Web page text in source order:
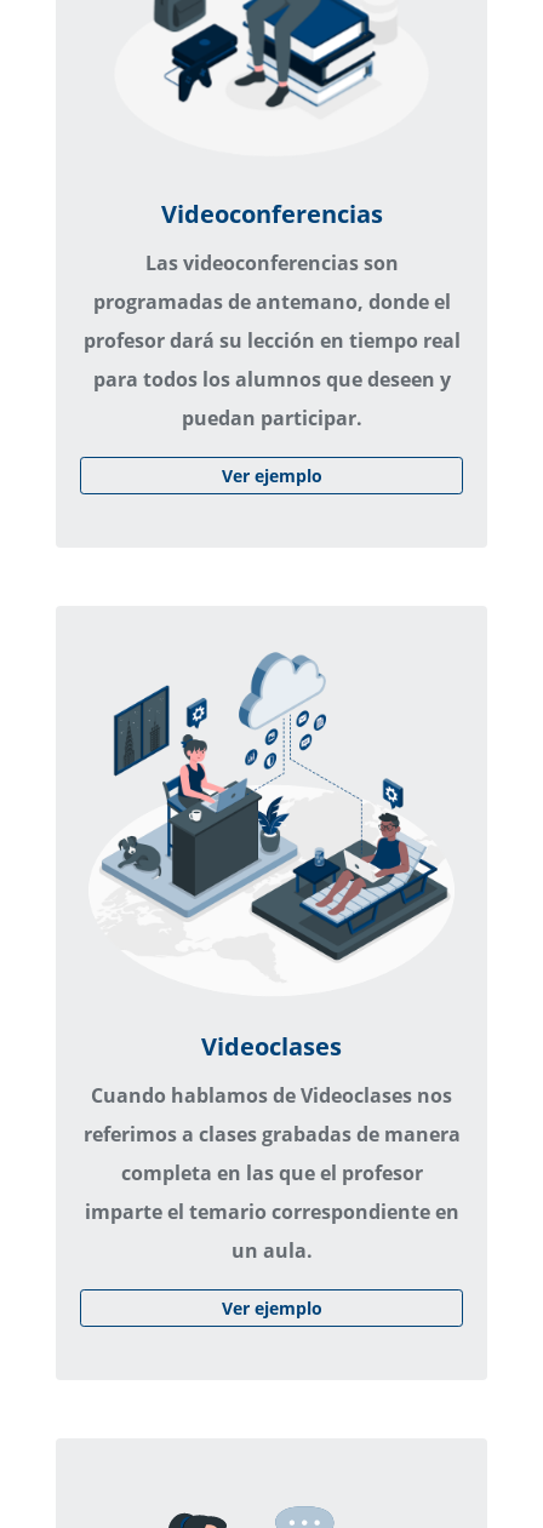
Videoconferencias
Las videoconferencias son
programadas de antemano, donde el
profesor dará su lección en tiempo real
para todos los alumnos que deseen y
puedan participar.
Ver ejemplo
Videoclases
Cuando hablamos de Videoclases nos
referimos a clases grabadas de manera
completa en las que el profesor
imparte el temario correspondiente en
un aula.
Ver ejemplo